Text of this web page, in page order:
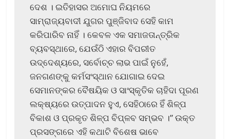
ଦେଶ । ଇତିହାସର ଅମୋଘ ନିୟମରେ
ସାମ୍ରାଜ୍ୟବାଦୀ ଯୁଗର ପୁଞ୍ଜିବାଦ ସେହି କାମ
କରିପାରିବ ନାହିଁ । କେବଳ ଏକ ସମାଜତାନ୍ତ୍ରିକ
ବ୍ୟବସ୍ଥାରେ, ଯେଉଁଠି ଏହାର ବିପରୀତ
ଉଦ୍ଦେଶ୍ୟରେ, ସର୍ବୋଚ୍ଚ ଲାଭ ପାଇଁ ନୁହେଁ,
ଜନଗଣଙ୍କୁ କର୍ମସଂସ୍ଥାନ ଯୋଗାଇ ଦେଇ
ସେମାନଙ୍କର ବୈଷୟିକ ଓ ସାଂସ୍କୃତିକ ଚାହିଦା ପୂରଣ
ଲକ୍ଷ୍ୟରେ ଉତ୍ପାଦନ ହୁଏ, ସେହିଠାରେ ହିଁ ଶିଳ୍ପ
ବିକାଶ ଓ ପ୍ରକୃତ ଶିଳ୍ପ ବିପ୍ଳବ ସମ୍ଭବ ।” ଉକ୍ତ
ପ୍ରସଙ୍ଗରେ ଏହି କଥାଟି ବିଶେଷ ଭାବେ